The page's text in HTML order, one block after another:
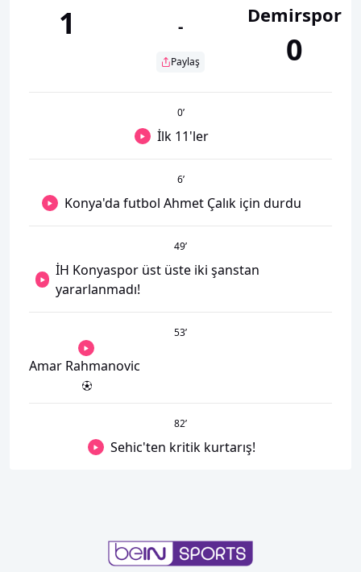
1 -
Paylaş
Demirspor
0
0’
İlk 11'ler
6’
Konya'da futbol Ahmet Çalık için durdu
49’
İH Konyaspor üst üste iki şanstan
yararlanmadı!
53’
Amar Rahmanovic
82’
Sehic'ten kritik kurtarış!